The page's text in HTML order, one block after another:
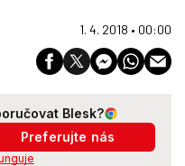
1. 4. 2018 • 00:00
Blesk?
Preferujte nás